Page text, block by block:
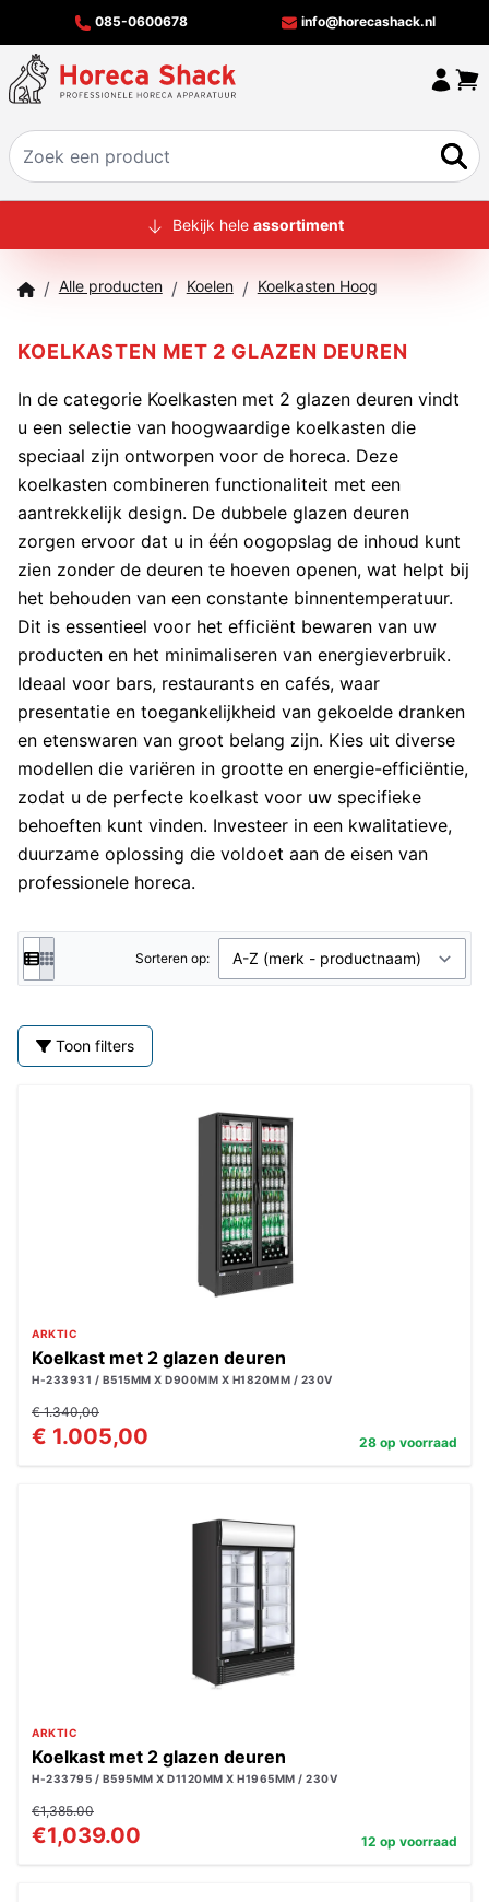
085-0600678 info@horecashack.nl
HOME
OVER ONS
MERKEN
CONTACT
Bekijk hele assortiment
/ Alle producten / Koelen / Koelkasten Hoog
KOELKASTEN MET 2 GLAZEN DEUREN
In de categorie Koelkasten met 2 glazen deuren vindt
u een selectie van hoogwaardige koelkasten die
speciaal zijn ontworpen voor de horeca. Deze
koelkasten combineren functionaliteit met een
aantrekkelijk design. De dubbele glazen deuren
zorgen ervoor dat u in één oogopslag de inhoud kunt
zien zonder de deuren te hoeven openen, wat helpt bij
het behouden van een constante binnentemperatuur.
Dit is essentieel voor het efficiënt bewaren van uw
producten en het minimaliseren van energieverbruik.
Ideaal voor bars, restaurants en cafés, waar
presentatie en toegankelijkheid van gekoelde dranken
en etenswaren van groot belang zijn. Kies uit diverse
modellen die variëren in grootte en energie-efficiëntie,
zodat u de perfecte koelkast voor uw specifieke
behoeften kunt vinden. Investeer in een kwalitatieve,
duurzame oplossing die voldoet aan de eisen van
professionele horeca.
Sorteren op:
Toon filters
ARKTIC
Koelkast met 2 glazen deuren
H-233931 / B515MM X D900MM X H1820MM / 230V
€ 1.340,00
€ 1.005,00 28 op voorraad
ARKTIC
Koelkast met 2 glazen deuren
H-233795 / B595MM X D1120MM X H1965MM / 230V
€1,385.00
€1,039.00 12 op voorraad